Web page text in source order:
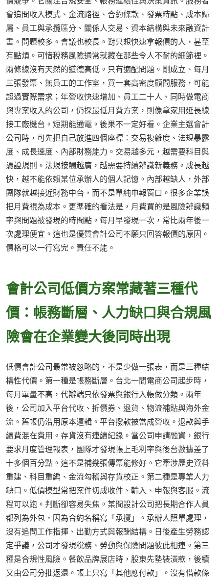
會追問收入模式、金流路徑、合約條款、發票時點、成本歸
屬、員工與承攬區分、關係人交易、資本結構與未來融資計
畫。問題較多。會議也較長。對只想快速拿報價的人，甚至
有點煩。可惜稅務風險通常就藏在那些令人不耐的細節裡。
兩條線沒有天然的道德高低。只有適配問題。剛成立、每月
三張發票、無員工的工作室，買一套高密度顧問服務，可能
超過實際需求；年營收快速增加、員工二十人、同時做電商
與專案收入的公司，仍採最低月費方案，則像拿家用延長線
接工廠機台。短期能通電。後果不一定好看。企業主選會計
公司時，可先把自己放進四個座標：交易複雜度、法規暴露
度、成長速度、內部財務能力。交易越多元，越需要科目與
憑證規則。法規接觸越廣，越需要持續辨識新義務。成長越
快，越不能依賴某位承辦人的個人記憶。內部越缺人，外部
團隊就越接近財務中台，而不是單純申報窗口。很多企業誤
把月費視為成本。更準確的看法是，月費買的是風險辨識頻
率與問題被發現的時間點。每月早發現一次，常比兩年後一
次處理便宜。這也是優質會計公司不願只回答報價的原因。
價格可以一行寫完。責任不能。
會計公司低價方案常藏著三種代
價：帳務斷層、人力缺口與合規風
險會在企業變大後同時出現
低價會計公司最常被忽略的，不是少做一張表，而是三種結
構性代價。第一種是帳務斷層。台北一間電商公司起步時，
每月單量不高，代辦端只依發票與銀行入帳做分類。兩年
後，公司加入平台代收、折價券、退貨、物流補貼與海外金
流。舊帳仍沿用原本邏輯。平台撥款被當成營收。退款與手
續費混在費用。存貨沒有連續紀錄。當公司申請融資，銀行
要求月度管理報表，團隊才發現帳上毛利率與後台數據差了
十多個百分點。這不是補幾張傳票能修好。它牽涉歷史資料
重建、科目重編、金流勾稽與存貨校正。第二種是專業人力
缺口。低價模型常把案件切成收件、輸入、申報與客服。流
程可以跑。判斷卻容易失焦。某間設計公司把長期合作人員
都列為外包，因為合約名稱寫「承攬」。承辦人照單處理，
沒有追問工作指揮、出勤方式與報酬結構。日後產生勞務認
定爭議，公司才發現稅務、勞動與保險問題彼此相連。第三
種是合規性風險。餐飲品牌展店時，股東先墊裝潢款，後續
又由公司分批返還。帳上只寫「其他應付款」。沒有借款條